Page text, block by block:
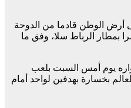
أرض الوطن قادما من الدوحة
بمطار الرباط سلا، وفق ما
يوم أمس السبت بلعب
بخسارة بهدفين لواحد أمام